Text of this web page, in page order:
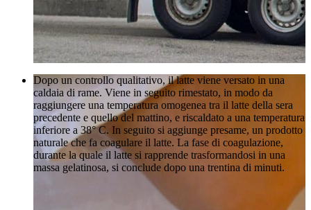
Dopo un controllo qualitativo, il latte viene versato in una
caldaia di rame. Viene in seguito rimestato, in modo da
raggiungere una temperatura omogenea tra il latte della sera
precedente e quello del mattino, e riscaldato a una temperatura
inferiore a 38° C. In seguito si aggiunge presame, un prodotto
naturale che fa coagulare il latte. La fase di coagulazione,
durante la quale il latte si rapprende trasformandosi in una
massa gelatinosa, si conclude dopo una trentina di minuti.